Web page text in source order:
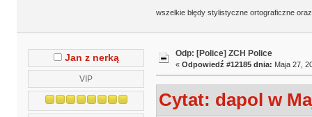
wszelkie błędy stylistyczne ortograficzne
Jan z nerką
VIP
Odp: [Police] ZCH Police
« Odpowiedź #12185 dnia: Maja 27,
Cytat: dapol w